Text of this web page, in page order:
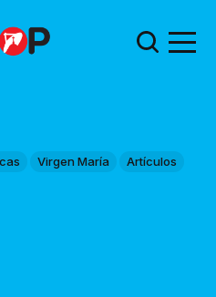
Virgen María Artículos